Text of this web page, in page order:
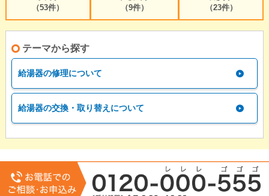
（53件）
（9件）
（23件）
テーマから探す
給湯器の修理について
給湯器の交換・取り替えについて